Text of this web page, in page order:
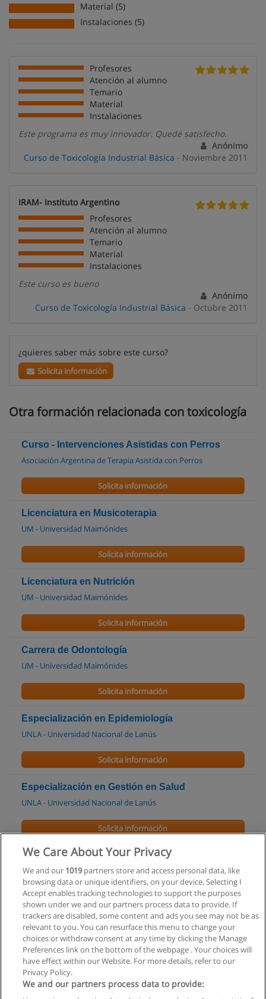
Material (5)
Instalaciones (5)
Profesores
Atención al alumno
Temario
Material
Instalaciones
Este programa es muy innovador. Quedé satisfecho.
Anónimo
Curso de Toxicología Industrial Básica - Noviembre 2011
IRAM- Instituto Argentino
Profesores
Atención al alumno
Temario
Material
Instalaciones
Este curso es bueno
Anónimo
Curso de Toxicología Industrial Básica - Octubre 2011
¿quieres saber más sobre este curso?
Solicita información
Otra formación relacionada con toxicología
Curso - Intervenciones Asistidas con Perros
Asociación Argentina de Terapia Asistida con Perros
Solicita información
Licenciatura en Musicoterapia
UM - Universidad Maimónides
Solicita información
Licenciatura en Nutrición
UM - Universidad Maimónides
Solicita información
Carrera de Odontología
UM - Universidad Maimónides
Solicita información
Especialización en Epidemiología
UNLA - Universidad Nacional de Lanús
Solicita información
Especialización en Gestión en Salud
UNLA - Universidad Nacional de Lanús
Solicita información
Maestría en Epidemiología Gestión y Políticas de
Salud
UNLA - Universidad Nacional de Lanús
Solicita información
We Care About Your Privacy
We and our 1019partners store and access personal data, like
browsing data or unique identifiers, on your device. Selecting I
Accept enables tracking technologies to support the purposes
shown under we and our partners process data to provide. If
trackers are disabled, some content and ads you see may not be as
relevant to you. You can resurface this menu to change your
choices or withdraw consent at any time by clicking the Manage
Preferences link on the bottom of the webpage . Your choices will
have effect within our Website. For more details, refer to our
Privacy Policy.
We and our partners process data to provide: